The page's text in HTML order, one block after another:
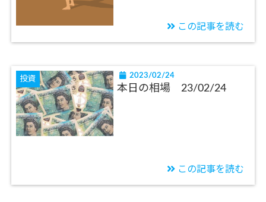
この記事を読む
投資 2023/02/24
本日の相場 23/02/24
この記事を読む